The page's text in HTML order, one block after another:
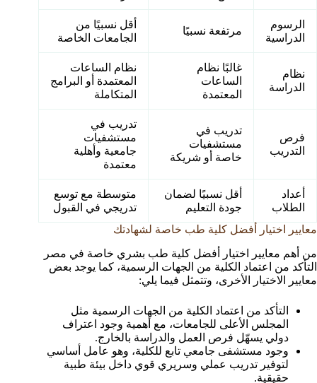
الرسوم
الدراسية
مرتفعة نسبيًا
أقل نسبيًا من
الجامعات الخاصة
نظام
الدراسة
غالبًا نظام
الساعات
المعتمدة
نظام الساعات
المعتمدة أو البرامج
المتكاملة
فرص
التدريب
تدريب في
مستشفيات
خاصة أو شريكة
تدريب في
مستشفيات
جامعية وأهلية
معتمدة
أعداد
الطلاب
أقل نسبيًا لضمان
جودة التعليم
متوسطة مع توسع
تدريجي في القبول
معايير اختيار أفضل كلية طب خاصة لشهادتك
من أهم معايير اختيار أفضل كلية طب بشري خاصة في مصر
التأكد من اعتماد الكلية من الجهات الرسمية، كما يوجد بعض
معايير الاختيار الأخرى، وتتمثل فيما يلي:
التأكد من اعتماد الكلية من الجهات الرسمية مثل
المجلس الأعلى للجامعات، مع أهمية وجود اعتراف
دولي يسهّل فرص العمل والدراسة بالخارج.
وجود مستشفى جامعي تابع للكلية، وهو عامل أساسي
لتوفير تدريب عملي وسريري قوي داخل بيئة طبية
حقيقية.